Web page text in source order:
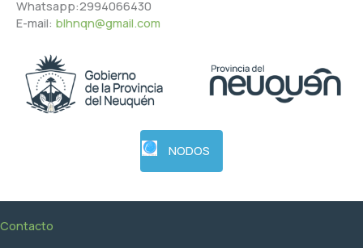
Whatsapp:2994066430
E-mail: blhnqn@gmail.com
NODOS
Contacto